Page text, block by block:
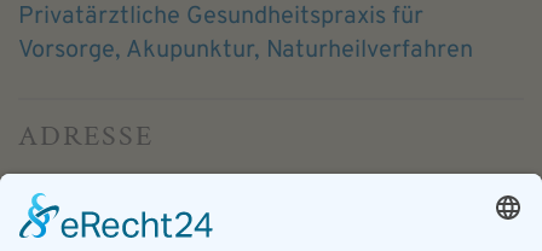
Privatärztliche Gesundheitspraxis für
Vorsorge, Akupunktur, Naturheil­verfahren
ADRESSE
Kleine Heide 7
31515 Wunstorf (Luthe)